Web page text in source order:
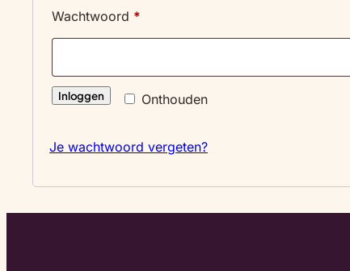
Wachtwoord *
Onthouden
Inloggen
Je wachtwoord vergeten?